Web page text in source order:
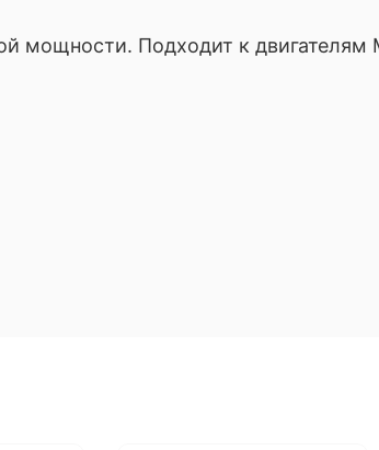
мощности. Подходит к двигателям